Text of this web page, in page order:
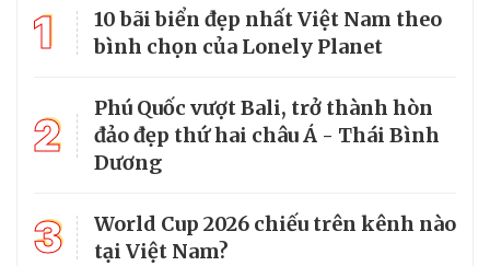
1
10 bãi biển đẹp nhất Việt Nam theo
bình chọn của Lonely Planet
2
Phú Quốc vượt Bali, trở thành hòn
đảo đẹp thứ hai châu Á - Thái Bình
Dương
3
World Cup 2026 chiếu trên kênh nào
tại Việt Nam?